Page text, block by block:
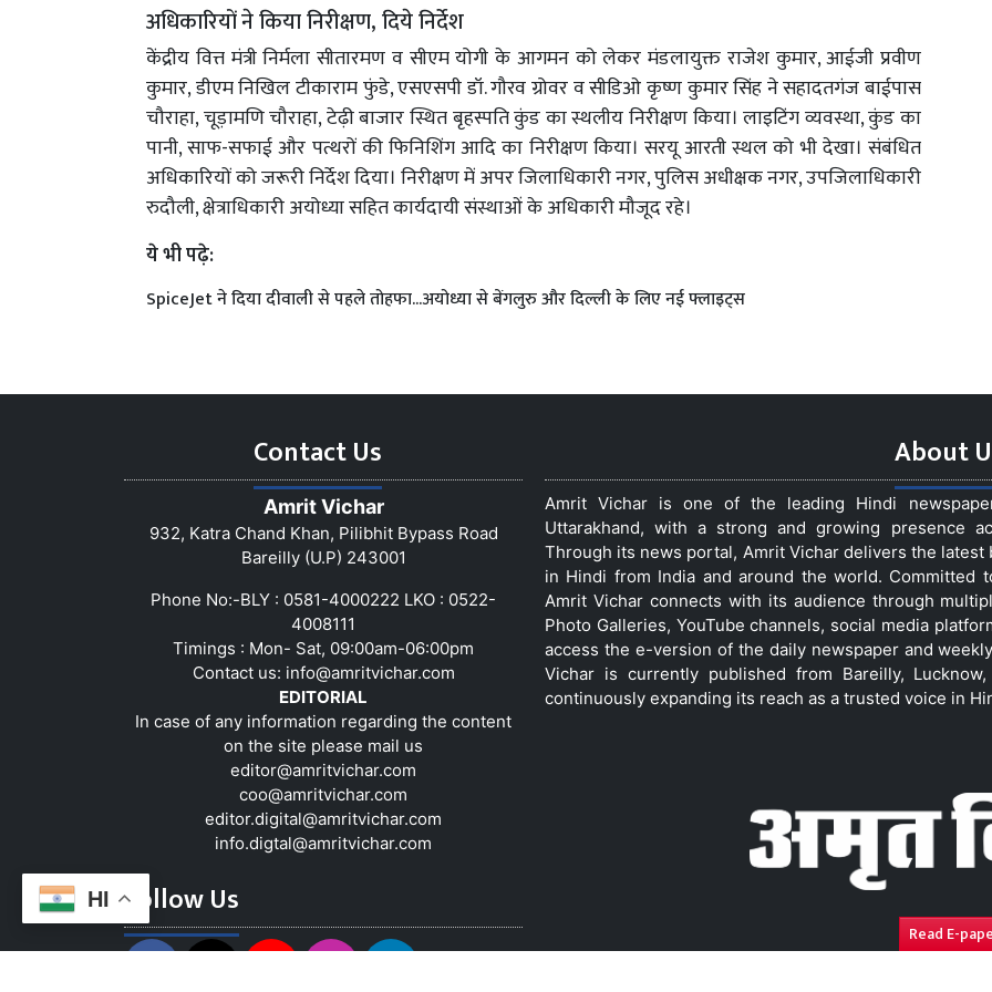
HI
अधिकारियों ने किया निरीक्षण, दिये निर्देश
केंद्रीय वित्त मंत्री निर्मला सीतारमण व सीएम योगी के आगमन को लेकर मंडलायुक्त राजेश कुमार, आईजी प्रवीण
कुमार, डीएम निखिल टीकाराम फुंडे, एसएसपी डॉ. गौरव ग्रोवर व सीडिओ कृष्ण कुमार सिंह ने सहादतगंज बाईपास
चौराहा, चूड़ामणि चौराहा, टेढ़ी बाजार स्थित बृहस्पति कुंड का स्थलीय निरीक्षण किया। लाइटिंग व्यवस्था, कुंड का
पानी, साफ-सफाई और पत्थरों की फिनिशिंग आदि का निरीक्षण किया। सरयू आरती स्थल को भी देखा। संबंधित
अधिकारियों को जरूरी निर्देश दिया। निरीक्षण में अपर जिलाधिकारी नगर, पुलिस अधीक्षक नगर, उपजिलाधिकारी
रुदौली, क्षेत्राधिकारी अयोध्या सहित कार्यदायी संस्थाओं के अधिकारी मौजूद रहे।
ये भी पढ़े:
SpiceJet ने दिया दीवाली से पहले तोहफा...अयोध्या से बेंगलुरु और दिल्ली के लिए नई फ्लाइट्स
Contact Us
Amrit Vichar
932, Katra Chand Khan, Pilibhit Bypass Road
Bareilly (U.P) 243001
Phone No:-BLY : 0581-4000222 LKO : 0522-
4008111
Timings : Mon- Sat, 09:00am-06:00pm
Contact us: info@amritvichar.com
EDITORIAL
In case of any information regarding the content
on the site please mail us
editor@amritvichar.com
coo@amritvichar.com
editor.digital@amritvichar.com
info.digtal@amritvichar.com
Follow Us
About
Amrit Vichar is one of the leading Hindi
Uttarakhand, with a strong and growing presence
Through its news portal, Amrit Vichar delivers the
in Hindi from India and around the world. Committed
Amrit Vichar connects with its audience through
Photo Galleries, YouTube channels, social media
access the e-version of the daily newspaper and
Vichar is currently published from Bareilly,
continuously expanding its reach as a trusted voice in
Read E-